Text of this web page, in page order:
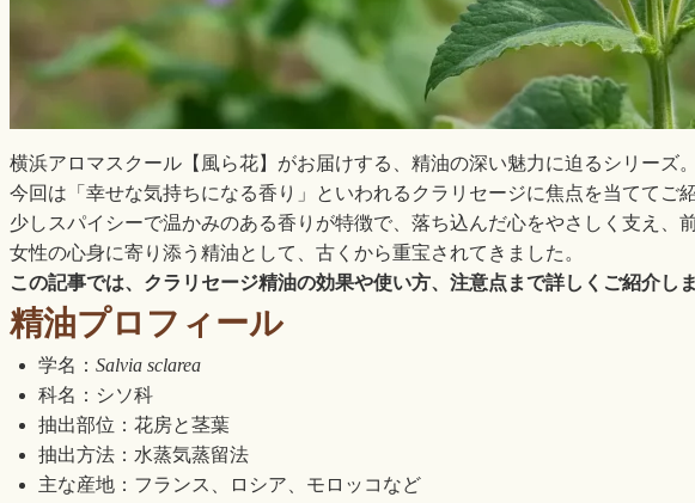
横浜アロマスクール【風ら花】がお届けする、精油の深い魅力に迫るシリーズ。
今回は「幸せな気持ちになる香り」といわれるクラリセージに焦点を当ててご紹
少しスパイシーで温かみのある香りが特徴で、落ち込んだ心をやさしく支え、
女性の心身に寄り添う精油として、古くから重宝されてきました。
この記事では、クラリセージ精油の効果や使い方、注意点まで詳しくご紹介しま
精油プロフィール
学名： Salvia sclarea
科名：シソ科
抽出部位：花房と茎葉
抽出方法：水蒸気蒸留法
主な産地：フランス、ロシア、モロッコなど